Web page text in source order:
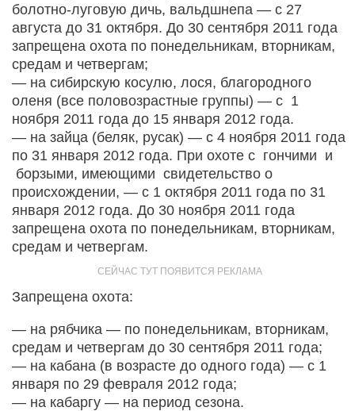
болотно-луговую дичь, вальдшнепа — с 27
августа до 31 октября. До 30 сентября 2011 года
запрещена охота по понедельникам, вторникам,
средам и четвергам;
— на сибирскую косулю, лося, благородного
оленя (все половозрастные группы) — с 1
ноября 2011 года до 15 января 2012 года.
— на зайца (беляк, русак) — с 4 ноября 2011 года
по 31 января 2012 года. При охоте с гончими и
борзыми, имеющими свидетельство о
происхождении, — с 1 октября 2011 года по 31
января 2012 года. До 30 ноября 2011 года
запрещена охота по понедельникам, вторникам,
средам и четвергам.
Запрещена охота:
— на рябчика — по понедельникам, вторникам,
средам и четвергам до 30 сентября 2011 года;
— на кабана (в возрасте до одного года) — с 1
января по 29 февраля 2012 года;
— на кабаргу — на период сезона.